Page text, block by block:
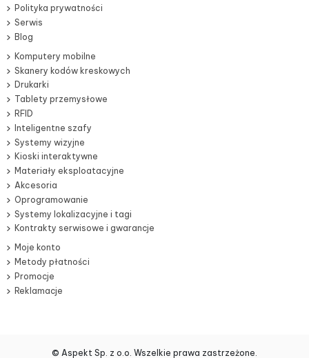
Polityka prywatności
Serwis
Blog
Komputery mobilne
Skanery kodów kreskowych
Drukarki
Tablety przemysłowe
RFID
Inteligentne szafy
Systemy wizyjne
Kioski interaktywne
Materiały eksploatacyjne
Akcesoria
Oprogramowanie
Systemy lokalizacyjne i tagi
Kontrakty serwisowe i gwarancje
Moje konto
Metody płatności
Promocje
Reklamacje
© Aspekt Sp. z o.o. Wszelkie prawa zastrzeżone.